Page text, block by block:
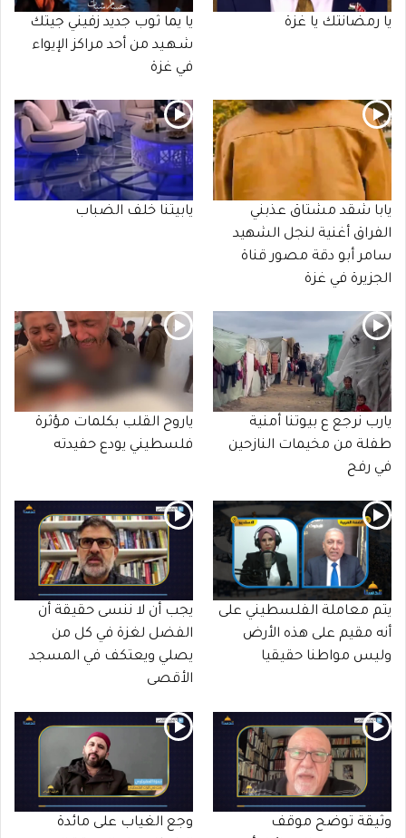
يا رمضانتك يا غزة
يا يما ثوب جديد زفيني جيتك
شـهـيد من أحد مراكز الإيواء
في غزة
يابا شقد مشتاق عذبني
الفراق أغنية لنجل الشهيد
سامر أبو دقة مصور قناة
الجزيرة في غزة
يابيتنا خلف الضباب
يارب نرجع ع بيوتنا أمنية
طفلة من مخيمات النازحين
في رفح
ياروح القلب بكلمات مؤثرة
فلسطيني يودع حفيدته
يتم معاملة الفلسطيني على
أنه مقيم على هذه الأرض
وليس مواطنا حقيقيا
يجب أن لا ننسى حقيقة أن
الفضل لغزة في كل من
يصلي ويعتكف في المسجد
الأقصى
وثيقة توضح موقف
وجع الغياب على مائدة